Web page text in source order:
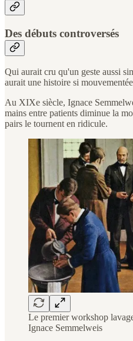
Des débuts controversés
Qui aurait cru qu'un geste aussi
aurait une histoire si
Au XIXe siècle, Ignace
mains entre patients diminue la
pairs le tournent en ridicule.
Le premier workshop
Ignace Semmelweis